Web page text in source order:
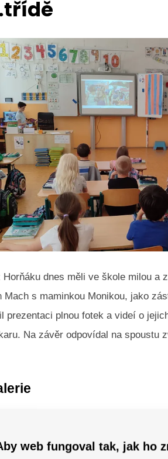
Horňáku dnes měli ve škole milou a
Mach s maminkou Monikou, jako
prezentaci plnou fotek a videí o
Na závěr odpovídal na spoustu
web fungoval tak, jak ho